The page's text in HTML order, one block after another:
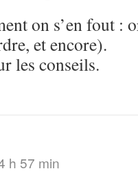
on s’en fout :
et encore).
les conseils.
h 57 min